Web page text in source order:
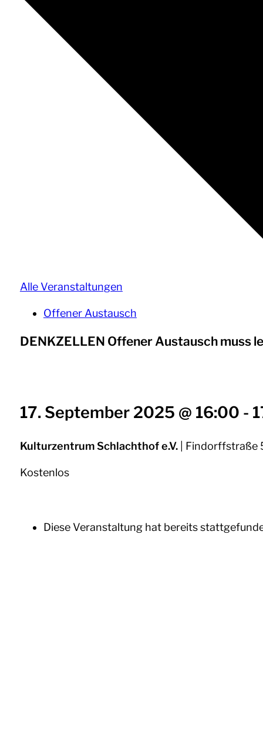
Alle Veranstaltungen
Offener Austausch
DENKZELLEN Offener Austausch muss
17. September 2025 @ 16:00 -
Kulturzentrum Schlachthof e.V.| Findorffstraße
Kostenlos
Diese Veranstaltung hat bereits